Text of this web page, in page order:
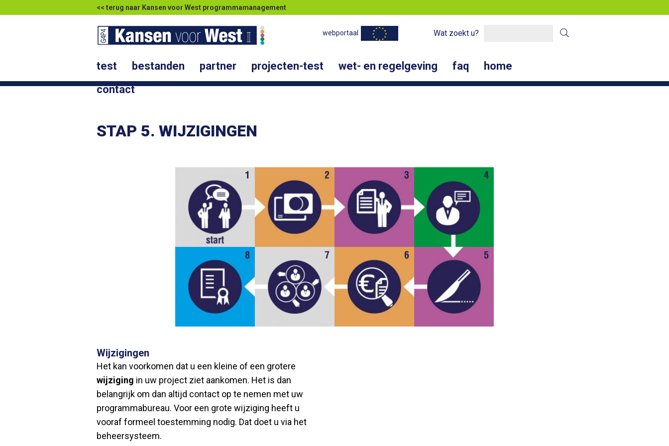
<< terug naar Kansen voor West programmamanagement
Wat zoekt u?
webportaal
test bestanden partner projecten-test wet- en regelgeving faq
home
contact
STAP 5. WIJZIGINGEN
Wijzigingen
Het kan voorkomen dat u een kleine of een grotere
wijziging in uw project ziet aankomen. Het is dan
belangrijk om dan altijd contact op te nemen met uw
programmabureau. Voor een grote wijziging heeft u
vooraf formeel toestemming nodig. Dat doet u via het
beheersysteem.